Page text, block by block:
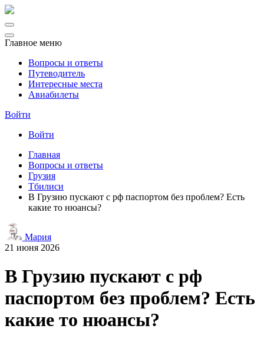
Главное меню
Вопросы и ответы
Путеводитель
Интересные места
Авиабилеты
Войти
Войти
Главная
Вопросы и ответы
Грузия
Тбилиси
В Грузию пускают с рф паспортом без проблем? Есть
какие то нюансы?
Мария
21 июня 2026
В Грузию пускают с рф
паспортом без проблем? Есть
какие то нюансы?